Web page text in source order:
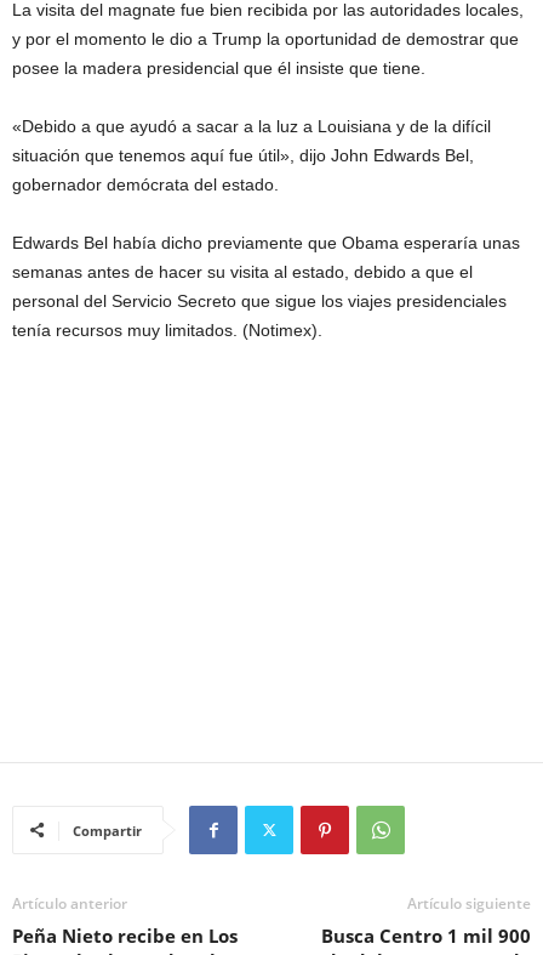
La visita del magnate fue bien recibida por las autoridades locales,
y por el momento le dio a Trump la oportunidad de demostrar que
posee la madera presidencial que él insiste que tiene.
«Debido a que ayudó a sacar a la luz a Louisiana y de la difícil
situación que tenemos aquí fue útil», dijo John Edwards Bel,
gobernador demócrata del estado.
Edwards Bel había dicho previamente que Obama esperaría unas
semanas antes de hacer su visita al estado, debido a que el
personal del Servicio Secreto que sigue los viajes presidenciales
tenía recursos muy limitados. (Notimex).
Compartir
Artículo anterior
Peña Nieto recibe en Los
Artículo siguiente
Busca Centro 1 mil 900